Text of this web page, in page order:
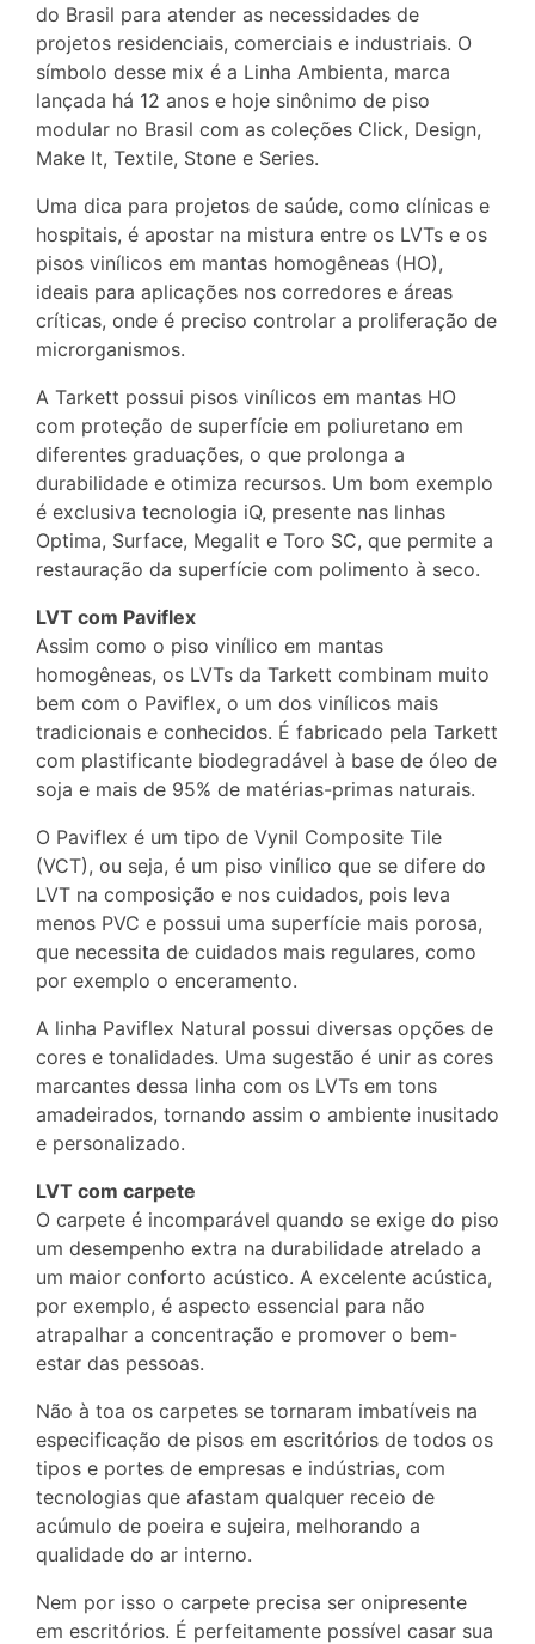
do Brasil para atender as necessidades de
projetos residenciais, comerciais e industriais. O
símbolo desse mix é a Linha Ambienta, marca
lançada há 12 anos e hoje sinônimo de piso
modular no Brasil com as coleções Click, Design,
Make It, Textile, Stone e Series.
Uma dica para projetos de saúde, como clínicas e
hospitais, é apostar na mistura entre os LVTs e os
pisos vinílicos em mantas homogêneas (HO),
ideais para aplicações nos corredores e áreas
críticas, onde é preciso controlar a proliferação de
microrganismos.
A Tarkett possui pisos vinílicos em mantas HO
com proteção de superfície em poliuretano em
diferentes graduações, o que prolonga a
durabilidade e otimiza recursos. Um bom exemplo
é exclusiva tecnologia iQ, presente nas linhas
Optima, Surface, Megalit e Toro SC, que permite a
restauração da superfície com polimento à seco.
LVT com Paviflex
Assim como o piso vinílico em mantas
homogêneas, os LVTs da Tarkett combinam muito
bem com o Paviflex, o um dos vinílicos mais
tradicionais e conhecidos. É fabricado pela Tarkett
com plastificante biodegradável à base de óleo de
soja e mais de 95% de matérias-primas naturais.
O Paviflex é um tipo de Vynil Composite Tile
(VCT), ou seja, é um piso vinílico que se difere do
LVT na composição e nos cuidados, pois leva
menos PVC e possui uma superfície mais porosa,
que necessita de cuidados mais regulares, como
por exemplo o enceramento.
A linha Paviflex Natural possui diversas opções de
cores e tonalidades. Uma sugestão é unir as cores
marcantes dessa linha com os LVTs em tons
amadeirados, tornando assim o ambiente inusitado
e personalizado.
LVT com carpete
O carpete é incomparável quando se exige do piso
um desempenho extra na durabilidade atrelado a
um maior conforto acústico. A excelente acústica,
por exemplo, é aspecto essencial para não
atrapalhar a concentração e promover o bem-
estar das pessoas.
Não à toa os carpetes se tornaram imbatíveis na
especificação de pisos em escritórios de todos os
tipos e portes de empresas e indústrias, com
tecnologias que afastam qualquer receio de
acúmulo de poeira e sujeira, melhorando a
qualidade do ar interno.
Nem por isso o carpete precisa ser onipresente
em escritórios. É perfeitamente possível casar sua